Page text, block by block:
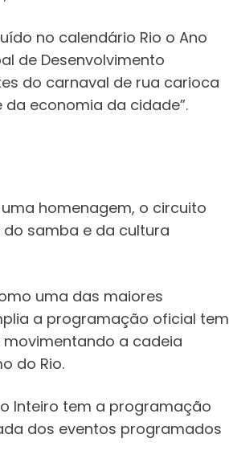
no calendário Rio o Ano
de Desenvolvimento
do carnaval de rua carioca
economia da cidade”.
homenagem, o circuito
samba e da cultura
uma das maiores
a programação oficial tem
a cadeia
do Rio.
Inteiro tem a programação
dos eventos programados